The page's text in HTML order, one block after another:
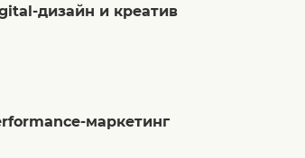
дизайн и креатив
маркетинг